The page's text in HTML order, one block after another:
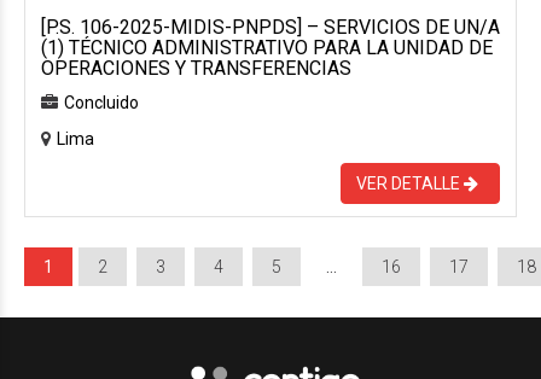
[P.S. 106-2025-MIDIS-PNPDS] – SERVICIOS DE UN/A
(1) TÉCNICO ADMINISTRATIVO PARA LA UNIDAD DE
OPERACIONES Y TRANSFERENCIAS
Concluido
Lima
VER DETALLE
1 2 3 4 5 16 17 18